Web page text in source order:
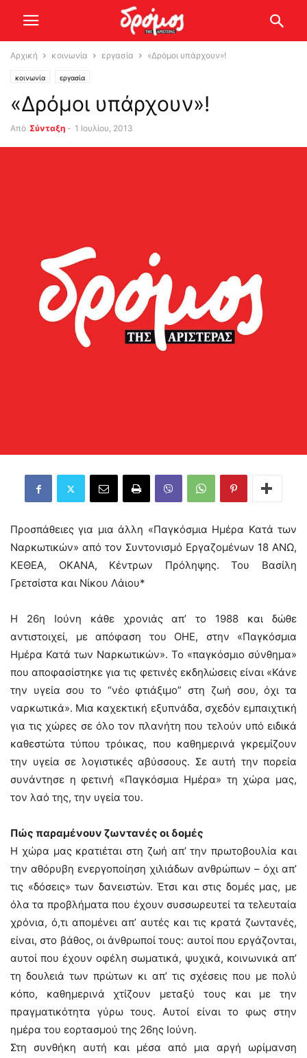
Αρχική κοινωνία εργασία «Δρόμοι υπάρχουν»!
κοινωνία εργασία
«Δρόμοι υπάρχουν»!
Από Σύνταξη - 1 Ιουλίου, 2013
Προσπάθειες για μια άλλη «Παγκόσμια Ημέρα Κατά των
Ναρκωτικών» από τον Συντονισμό Εργαζομένων 18 ΑΝΩ,
ΚΕΘΕΑ, ΟΚΑΝΑ, Κέντρων Πρόληψης. Του Βασίλη
Γρετσίστα και Νίκου Λάιου*
Η 26η Ιούνη κάθε χρονιάς απ’ το 1988 και δώθε
αντιστοιχεί, με απόφαση του ΟΗΕ, στην «Παγκόσμια
Ημέρα Κατά των Ναρκωτικών». Το «παγκόσμιο σύνθημα»
που αποφασίστηκε για τις φετινές εκδηλώσεις είναι «Κάνε
την υγεία σου το “νέο φτιάξιμο” στη ζωή σου, όχι τα
ναρκωτικά». Μια καχεκτική εξυπνάδα, σχεδόν εμπαιχτική
για τις χώρες σε όλο τον πλανήτη που τελούν υπό ειδικά
καθεστώτα τύπου τρόικας, που καθημερινά γκρεμίζουν
την υγεία σε λογιστικές αβύσσους. Σε αυτή την πορεία
συνάντησε η φετινή «Παγκόσμια Ημέρα» τη χώρα μας,
τον λαό της, την υγεία του.
Πώς παραμένουν ζωντανές οι δομές
Η χώρα μας κρατιέται στη ζωή απ’ την πρωτοβουλία και
την αθόρυβη ενεργοποίηση χιλιάδων ανθρώπων – όχι απ’
τις «δόσεις» των δανειστών. Έτσι και στις δομές μας, με
όλα τα προβλήματα που έχουν συσσωρευτεί τα τελευταία
χρόνια, ό,τι απομένει απ’ αυτές και τις κρατά ζωντανές,
είναι, στο βάθος, οι άνθρωποί τους: αυτοί που εργάζονται,
αυτοί που έχουν οφέλη σωματικά, ψυχικά, κοινωνικά απ’
τη δουλειά των πρώτων κι απ’ τις σχέσεις που με πολύ
κόπο, καθημερινά χτίζουν μεταξύ τους και με την
πραγματικότητα γύρω τους. Αυτοί είναι το φως στην
ημέρα του εορτασμού της 26ης Ιούνη.
Στη συνθήκη αυτή και μέσα από μια αργή ωρίμανση